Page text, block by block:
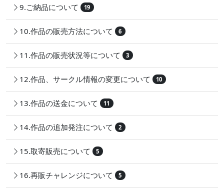
9.ご納品について 19
10.作品の販売方法について 6
11.作品の販売状況等について 3
12.作品、サークル情報の変更について 10
13.作品の送金について 11
14.作品の追加発注について 2
15.取寄販売について 5
16.再販チャレンジについて 5